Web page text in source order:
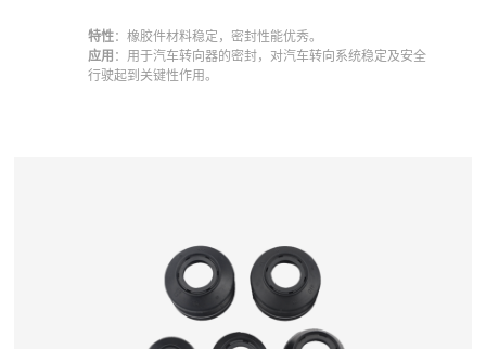
特性：橡胶件材料稳定，密封性能优秀。
应用 ：用于汽车转向器的密封，对汽车转向系统稳定及安全
行驶起到关键性作用。